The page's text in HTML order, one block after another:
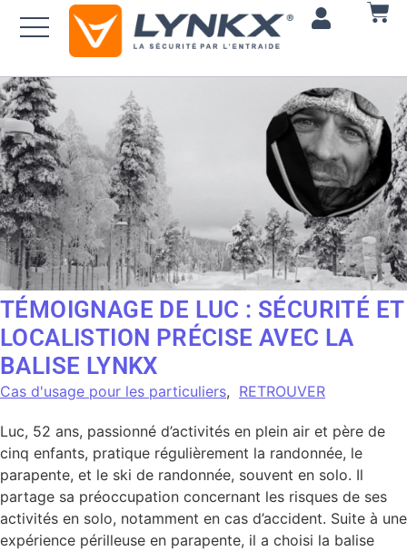
TÉMOIGNAGE DE LUC : SÉCURITÉ ET
LOCALISTION PRÉCISE AVEC LA
BALISE LYNKX
Cas d'usage pour les particuliers, RETROUVER
Luc, 52 ans, passionné d’activités en plein air et père de
cinq enfants, pratique régulièrement la randonnée, le
parapente, et le ski de randonnée, souvent en solo. Il
partage sa préoccupation concernant les risques de ses
activités en solo, notamment en cas d’accident. Suite à une
expérience périlleuse en parapente, il a choisi la balise